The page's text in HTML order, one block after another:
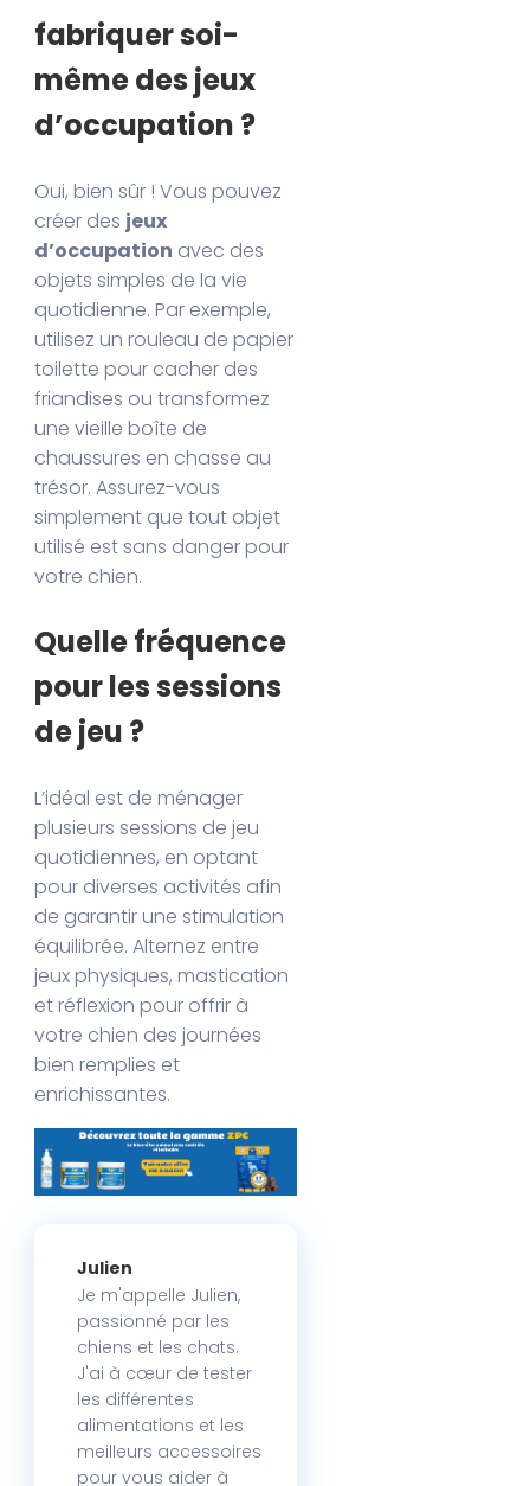
fabriquer soi-
même des jeux
d’occupation ?
Oui, bien sûr ! Vous pouvez
créer des jeux
d’occupation avec des
objets simples de la vie
quotidienne. Par exemple,
utilisez un rouleau de papier
toilette pour cacher des
friandises ou transformez
une vieille boîte de
chaussures en chasse au
trésor. Assurez-vous
simplement que tout objet
utilisé est sans danger pour
votre chien.
Quelle fréquence
pour les sessions
de jeu ?
L’idéal est de ménager
plusieurs sessions de jeu
quotidiennes, en optant
pour diverses activités afin
de garantir une stimulation
équilibrée. Alternez entre
jeux physiques, mastication
et réflexion pour offrir à
votre chien des journées
bien remplies et
enrichissantes.
Julien
Je m'appelle Julien,
passionné par les
chiens et les chats.
J'ai à cœur de tester
les différentes
alimentations et les
meilleurs accessoires
pour vous aider à